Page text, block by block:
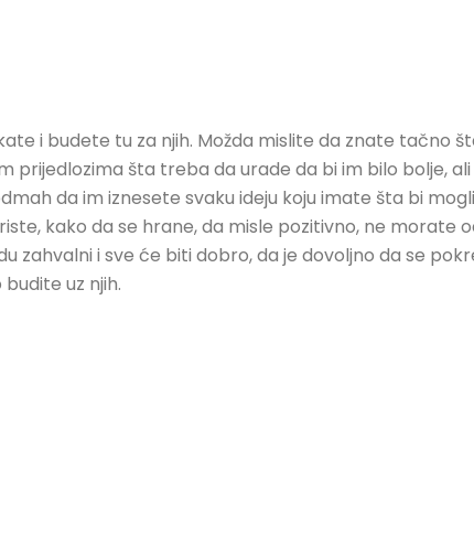
i budete tu za njih. Možda mislite da znate tačno
prijedlozima šta treba da urade da bi im bilo bolje,
da im iznesete svaku ideju koju imate šta bi
kako da se hrane, da misle pozitivno, ne morate
zahvalni i sve će biti dobro, da je dovoljno da se
uz njih.